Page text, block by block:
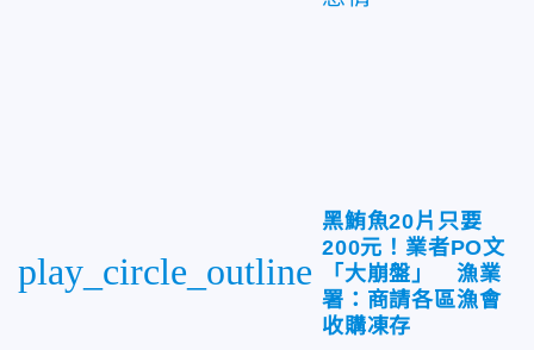
play_circle_outline
黑鮪魚20片只要
200元！業者PO文
「大崩盤」 漁業
署：商請各區漁會
收購凍存